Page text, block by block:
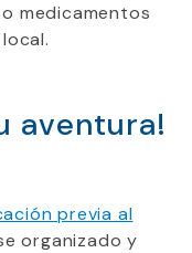
medicamentos
aventura!
previa al
organizado y